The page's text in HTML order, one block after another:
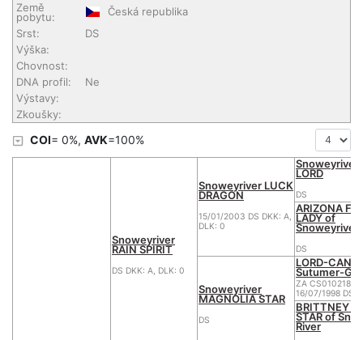
Země
pobytu:
Česká republika
Srst:
DS
Výška:
Chovnost:
DNA profil:
Ne
Výstavy:
Zkoušky:
COI= 0%, AVK=100%
Snoweyriver
RAIN SPIRIT
DS DKK: A, DLK: 0
Snoweyriver LUCK
DRAGON
15/01/2003 DS DKK: A,
DLK: 0
Snoweyriver
LORD
DS
ARIZONA
LADY of
Snoweyriver
DS
Snoweyriver
MAGNOLIA STAR
DS
LORD-
Sutumer-
ZA CS010218
16/07/1998 DS
BRITTNEY
STAR of
River